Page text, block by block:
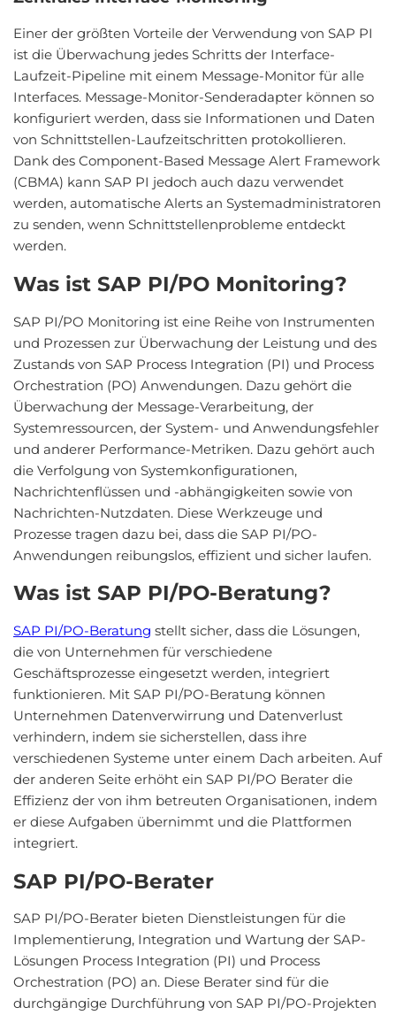
Einer der größten Vorteile der Verwendung von SAP PI
ist die Überwachung jedes Schritts der Interface-
Laufzeit-Pipeline mit einem Message-Monitor für alle
Interfaces. Message-Monitor-Senderadapter können so
konfiguriert werden, dass sie Informationen und Daten
von Schnittstellen-Laufzeitschritten protokollieren.
Dank des Component-Based Message Alert Framework
(CBMA) kann SAP PI jedoch auch dazu verwendet
werden, automatische Alerts an Systemadministratoren
zu senden, wenn Schnittstellenprobleme entdeckt
werden.
Was ist SAP PI/PO Monitoring?
SAP PI/PO Monitoring ist eine Reihe von Instrumenten
und Prozessen zur Überwachung der Leistung und des
Zustands von SAP Process Integration (PI) und Process
Orchestration (PO) Anwendungen. Dazu gehört die
Überwachung der Message-Verarbeitung, der
Systemressourcen, der System- und Anwendungsfehler
und anderer Performance-Metriken. Dazu gehört auch
die Verfolgung von Systemkonfigurationen,
Nachrichtenflüssen und -abhängigkeiten sowie von
Nachrichten-Nutzdaten. Diese Werkzeuge und
Prozesse tragen dazu bei, dass die SAP PI/PO-
Anwendungen reibungslos, effizient und sicher laufen.
Was ist SAP PI/PO-Beratung?
SAP PI/PO-Beratung stellt sicher, dass die Lösungen,
die von Unternehmen für verschiedene
Geschäftsprozesse eingesetzt werden, integriert
funktionieren. Mit SAP PI/PO-Beratung können
Unternehmen Datenverwirrung und Datenverlust
verhindern, indem sie sicherstellen, dass ihre
verschiedenen Systeme unter einem Dach arbeiten. Auf
der anderen Seite erhöht ein SAP PI/PO Berater die
Effizienz der von ihm betreuten Organisationen, indem
er diese Aufgaben übernimmt und die Plattformen
integriert.
SAP PI/PO-Berater
SAP PI/PO-Berater bieten Dienstleistungen für die
Implementierung, Integration und Wartung der SAP-
Lösungen Process Integration (PI) und Process
Orchestration (PO) an. Diese Berater sind für die
durchgängige Durchführung von SAP PI/PO-Projekten